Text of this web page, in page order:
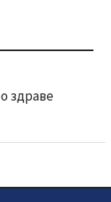
здраве